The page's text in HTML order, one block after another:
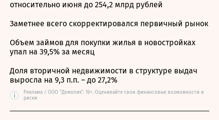
относительно июня до 254,2 млрд рублей
Заметнее всего скорректировался первичный рынок
Объем займов для покупки жилья в новостройках
упал на 39,5% за месяц
Доля вторичной недвижимости в структуре выдач
выросла на 9,3 п.п. – до 27,2%
i
Реклама / ООО "Домклик". 16+. Оценивайте свои финансовые возможности и
риски